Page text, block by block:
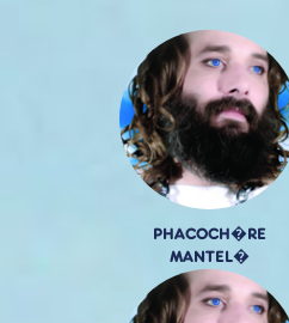
PHACOCH�RE
MANTEL�